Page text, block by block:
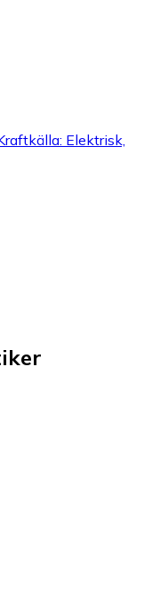
Elektrisk,